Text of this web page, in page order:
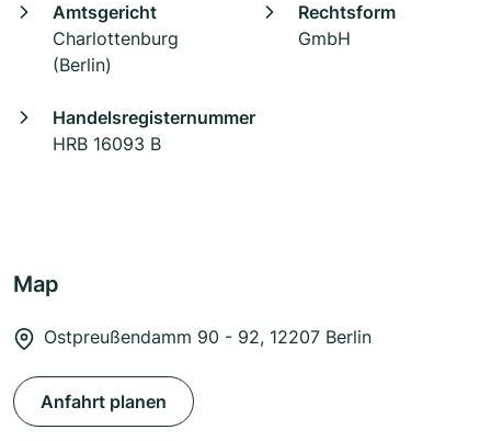
Amtsgericht
Charlottenburg
(Berlin)
Rechtsform
GmbH
Handelsregisternummer
HRB 16093 B
Map
Ostpreußendamm 90 - 92, 12207 Berlin
Anfahrt planen